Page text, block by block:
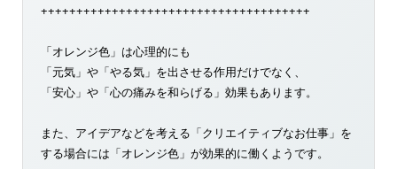
++++++++++++++++++++++++++++++++++++++
「オレンジ色」は心理的にも
「元気」や「やる気」を出させる作用だけでなく、
「安心」や「心の痛みを和らげる」効果もあります。
また、アイデアなどを考える「クリエイティブなお仕事」を
する場合には「オレンジ色」が効果的に働くようです。